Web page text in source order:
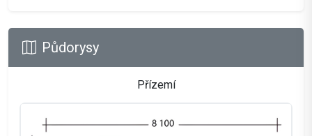
Půdorysy
Přízemí